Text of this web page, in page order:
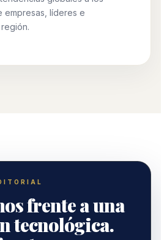
empresas, líderes e
frente a una
tecnológica.